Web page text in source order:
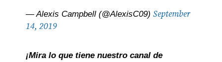
— Alexis Campbell (@AlexisC09)September
14, 2019
¡Mira lo que tiene nuestro canal de